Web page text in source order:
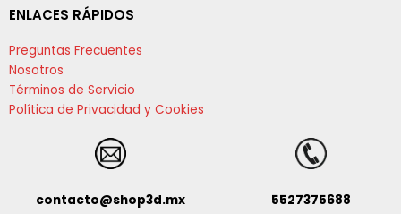
ENLACES RÁPIDOS
Preguntas Frecuentes
Nosotros
Términos de Servicio
Política de Privacidad y Cookies
contacto@shop3d.mx 5527375688